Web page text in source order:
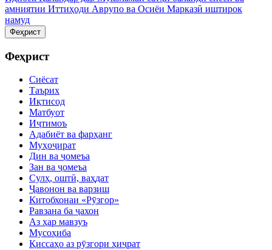
амниятии Иттиҳоди Аврупо ва Осиёи Марказӣ иштирок
намуд
Феҳрист
Феҳрист
Сиёсат
Таърих
Иқтисод
Матбуот
Иҷтимоъ
Адабиёт ва фарҳанг
Муҳоҷират
Дин ва ҷомеъа
Зан ва ҷомеъа
Сулҳ, оштӣ, ваҳдат
Ҷавонон ва варзиш
Китобхонаи «Рӯзгор»
Равзана ба ҷахон
Аз ҳар мавзуъ
Мусоҳиба
Қиссаҳо аз рӯзгори ҳиҷрат